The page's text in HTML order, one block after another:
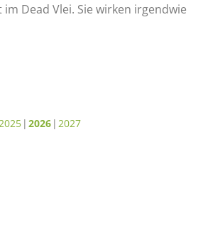
Dead Vlei. Sie wirken irgendwie
2026 2027